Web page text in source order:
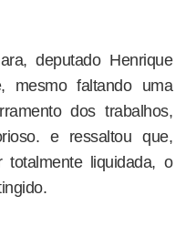
deputado Henrique
mesmo faltando uma
dos trabalhos,
e ressaltou que,
liquidada, o